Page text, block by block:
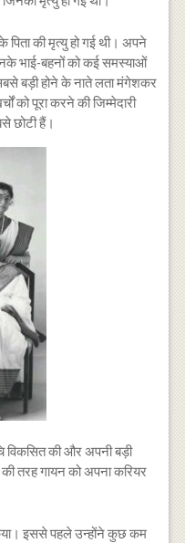
की मृत्यु हो गई थी। अपने
भाई-बहनों को कई समस्याओं
बड़ी होने के नाते लता मंगेशकर
को पूरा करने की जिम्मेदारी
छोटी हैं।
विकसित की और अपनी बड़ी
की तरह गायन को अपना करियर
इससे पहले उन्होंने कुछ कम